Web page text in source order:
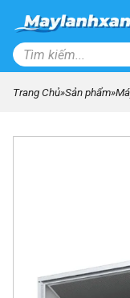
Trang Chủ»Sản phẩm»